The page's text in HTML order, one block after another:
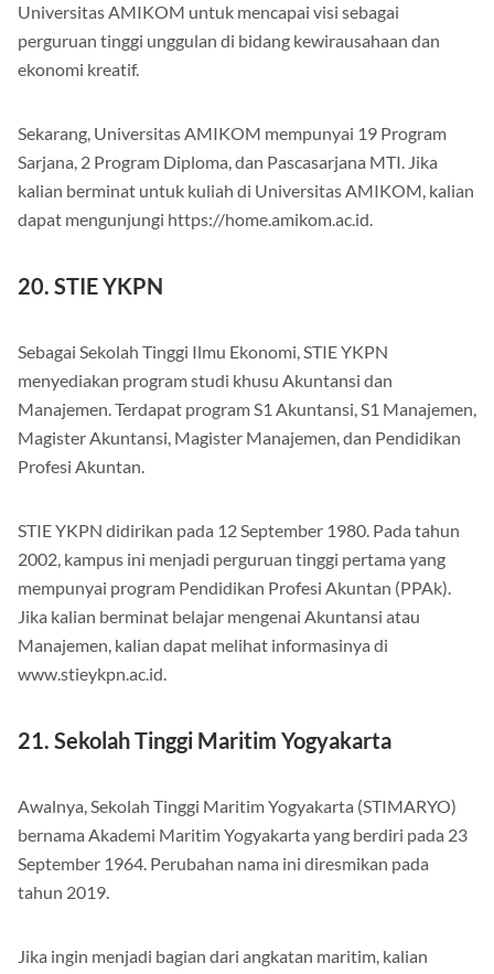
Universitas AMIKOM untuk mencapai visi sebagai
perguruan tinggi unggulan di bidang kewirausahaan dan
ekonomi kreatif.
Sekarang, Universitas AMIKOM mempunyai 19 Program
Sarjana, 2 Program Diploma, dan Pascasarjana MTI. Jika
kalian berminat untuk kuliah di Universitas AMIKOM, kalian
dapat mengunjungi https://home.amikom.ac.id.
20. STIE YKPN
Sebagai Sekolah Tinggi Ilmu Ekonomi, STIE YKPN
menyediakan program studi khusu Akuntansi dan
Manajemen. Terdapat program S1 Akuntansi, S1 Manajemen,
Magister Akuntansi, Magister Manajemen, dan Pendidikan
Profesi Akuntan.
STIE YKPN didirikan pada 12 September 1980. Pada tahun
2002, kampus ini menjadi perguruan tinggi pertama yang
mempunyai program Pendidikan Profesi Akuntan (PPAk).
Jika kalian berminat belajar mengenai Akuntansi atau
Manajemen, kalian dapat melihat informasinya di
www.stieykpn.ac.id.
21. Sekolah Tinggi Maritim Yogyakarta
Awalnya, Sekolah Tinggi Maritim Yogyakarta (STIMARYO)
bernama Akademi Maritim Yogyakarta yang berdiri pada 23
September 1964. Perubahan nama ini diresmikan pada
tahun 2019.
Jika ingin menjadi bagian dari angkatan maritim, kalian